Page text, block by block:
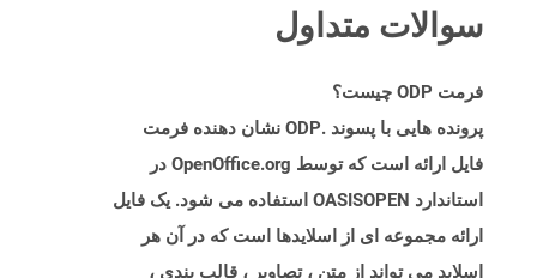
سوالات متداول
فرمت ODP چیست؟
پرونده هایی با پسوند .ODP نشان دهنده فرمت
فایل ارائه است که توسط OpenOffice.org در
استاندارد OASISOPEN استفاده می شود. یک فایل
ارائه مجموعه ای از اسلایدها است که در آن هر
اسلاید می تواند از متن ، تصاویر ، قالب بندی ،